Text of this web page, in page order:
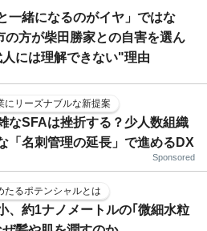
一緒になるのがイヤ」ではな
の方が柴田勝家との自害を選ん
には理解できない"理由
にリーズナブルな新提案
なSFAは挫折する？少人数組織
「名刺管理の延長」で進めるDX
Sponsored
たるポテンシャルとは
、約1ナノメートルの｢微細水粒